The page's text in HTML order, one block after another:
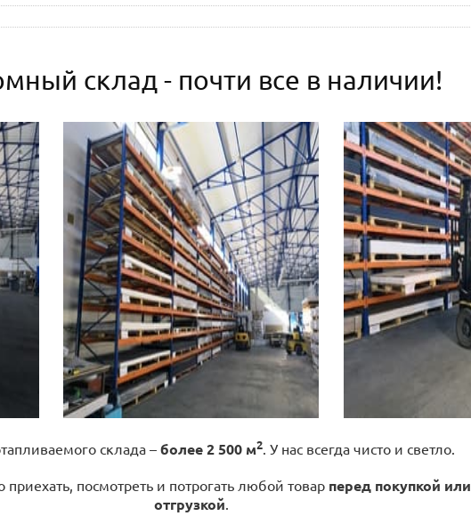
склад - почти все в наличии!
склада – более 2 500 м2. У нас всегда чисто и светло.
приехать, посмотреть и потрогать любой товар перед покупкой или
отгрузкой.